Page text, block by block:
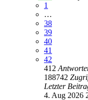
1
…
38
39
40
41
42
412
188742
Letzter
4. Aug 2026